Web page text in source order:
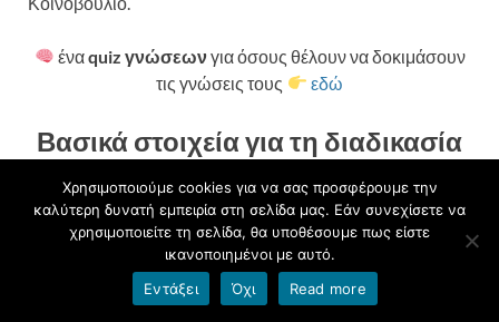
έναquiz γνώσεωνγια όσους θέλουν να δοκιμάσουν
τις γνώσεις τους
εδώ
Βασικά στοιχεία για τη διαδικασία
υιοθέτησης νομοθεσίας στην
Ευρωπαϊκή Ένωση
Η Ευρωπαϊκή Ένωση διαθέτει ένα από τα πιο
οργανωμένα και διαφανή συστήματα νομοθέτησης στον
Χρησιμοποιούμε cookies για να σας προσφέρουμε την
καλύτερη δυνατή εμπειρία στη σελίδα μας. Εάν συνεχίσετε να
χρησιμοποιείτε τη σελίδα, θα υποθέσουμε πως είστε
ικανοποιημένοι με αυτό.
Εντάξει
Όχι Read more